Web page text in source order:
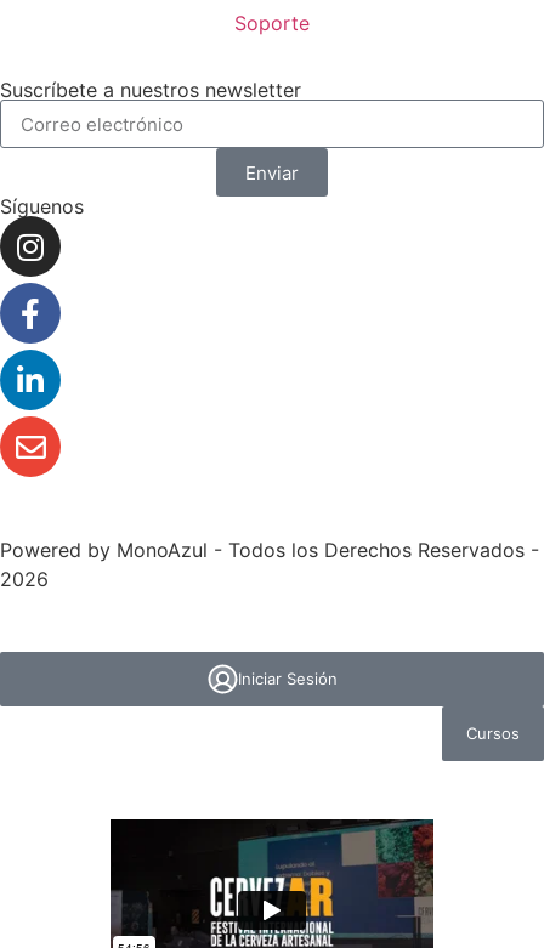
Soporte
Suscríbete a nuestros newsletter
Enviar
Síguenos
Powered by MonoAzul - Todos los Derechos Reservados -
2026
Iniciar Sesión
Cursos